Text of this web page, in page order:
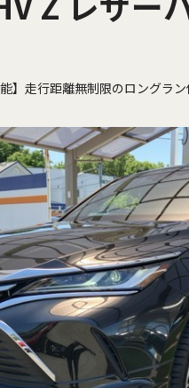
】走行距離無制限のロングラ